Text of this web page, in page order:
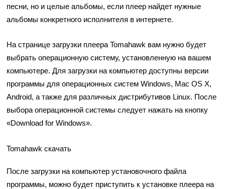
песни, но и целые альбомы, если плеер найдет нужные
альбомы конкретного исполнителя в интернете.
На странице загрузки плеера Tomahawk вам нужно будет
выбрать операционную систему, установленную на вашем
компьютере. Для загрузки на компьютер доступны версии
программы для операционных систем Windows, Mac OS X,
Android, а также для различных дистрибутивов Linux. После
выбора операционной системы следует нажать на кнопку
«Download for Windows».
Tomahawk скачать
После загрузки на компьютер установочного файла
программы, можно будет приступить к установке плеера на